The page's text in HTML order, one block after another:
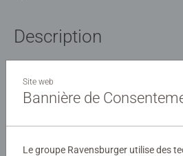
Description
vos enfants avec notre lot de trois
World Dominion » !
Site web
Bannière de
Le groupe Ravensburger utilise des